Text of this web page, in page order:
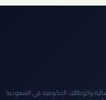
الحكومية في السعودية